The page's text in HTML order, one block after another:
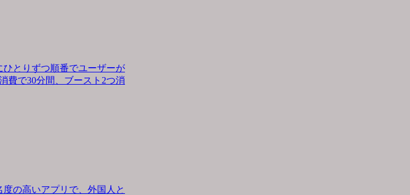
とりずつ順番でユーザーが
費で30分間、ブースト2つ消
の高いアプリで、外国人と